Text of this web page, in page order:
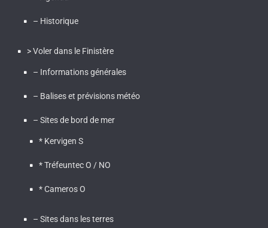
– Historique
> Voler dans le Finistère
– Informations générales
– Balises et prévisions météo
– Sites de bord de mer
* Kervigen S
* Tréfeuntec O / NO
* Cameros O
– Sites dans les terres